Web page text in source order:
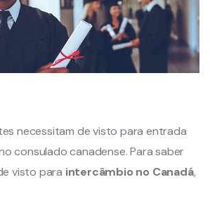
necessitam de visto para entrada
consulado canadense. Para saber
visto para intercâmbio no Canadá,